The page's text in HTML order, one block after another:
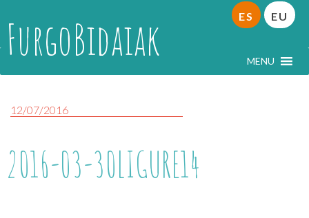
FurgoBidaiak MENU
ES EU
12/07/2016
2016-03-30LIGURE14